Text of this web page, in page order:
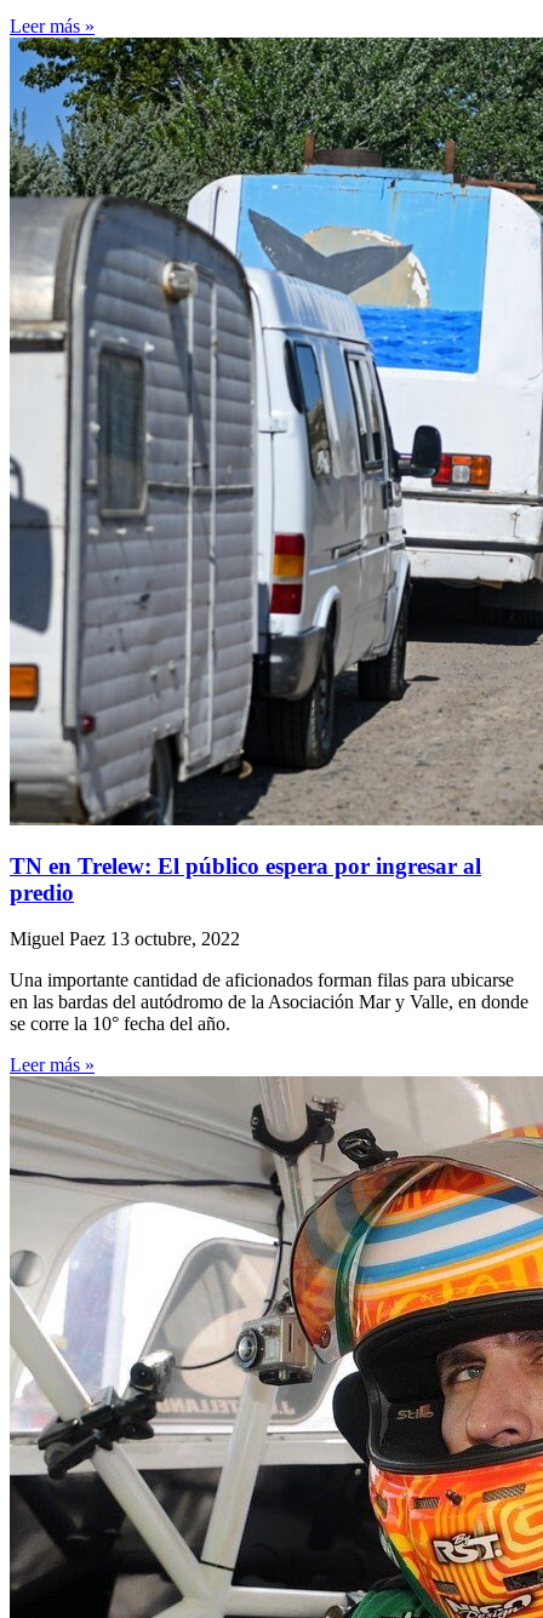
Leer más »
TN en Trelew: El público espera por ingresar al
predio
Miguel Paez 13 octubre, 2022
Una importante cantidad de aficionados forman filas para ubicarse
en las bardas del autódromo de la Asociación Mar y Valle, en donde
se corre la 10° fecha del año.
Leer más »